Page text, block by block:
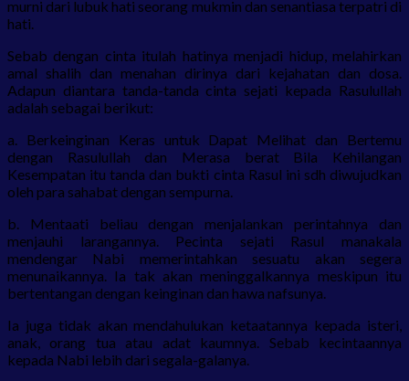
murni dari lubuk hati seorang mukmin dan senantiasa terpatri di
hati.
Sebab dengan cinta itulah hatinya menjadi hidup, melahirkan
amal shalih dan menahan dirinya dari kejahatan dan dosa.
Adapun diantara tanda-tanda cinta sejati kepada Rasulullah
adalah sebagai berikut:
a. Berkeinginan Keras untuk Dapat Melihat dan Bertemu
dengan Rasulullah dan Merasa berat Bila Kehilangan
Kesempatan itu tanda dan bukti cinta Rasul ini sdh diwujudkan
oleh para sahabat dengan sempurna.
b. Mentaati beliau dengan menjalankan perintahnya dan
menjauhi larangannya. Pecinta sejati Rasul manakala
mendengar Nabi memerintahkan sesuatu akan segera
menunaikannya. Ia tak akan meninggalkannya meskipun itu
bertentangan dengan keinginan dan hawa nafsunya.
Ia juga tidak akan mendahulukan ketaatannya kepada isteri,
anak, orang tua atau adat kaumnya. Sebab kecintaannya
kepada Nabi lebih dari segala-galanya.